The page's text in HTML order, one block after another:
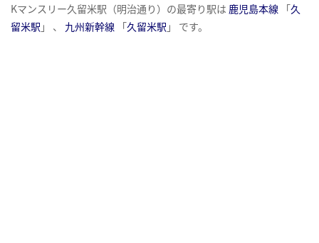
Kマンスリー久留米駅（明治通り）の最寄り駅は 鹿児島本線 「久
留米駅 」 、 九州新幹線 「久留米駅 」 です。